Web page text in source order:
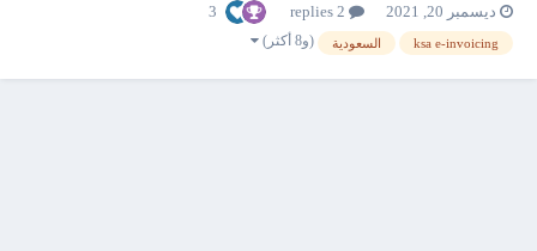
سبيل الهدية لوجه الله تعالى ولا اسمح نهائيا ببيعه ال...
ديسمبر 20, 2021 3
ksa e-invoicing السعودية (و8 أكثر)